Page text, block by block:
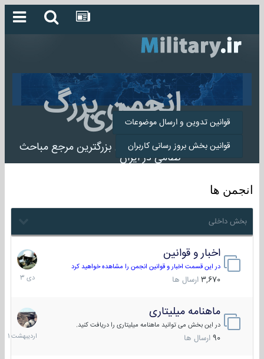
انجمن بزرگ
میلیتاری
انجمن میلیتاری بزرگترین مرجع مباحث
نظامی در ایران
قوانین تدوین و ارسال موضوعات
قوانین بخش بروز رسانی کاربران
انجمن ها
بخش داخلی
اخبار و قوانین
در این قسمت اخبار و قوانین انجمن را مشاهده خواهید کرد
3,670 ارسال ها
22
دی
1403
ماهنامه میلیتاری
در این بخش می توانید ماهنامه میلیتاری را دریافت کنید.
90 ارسال ها
30
1401